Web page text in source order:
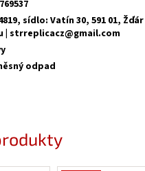
sídlo: Vatín 30, 591 01,
| strreplicacz@gmail.com
odpad